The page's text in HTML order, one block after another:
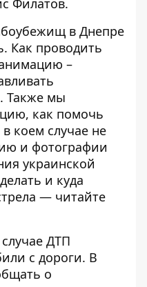
Филатов.
в Днепре
. Как проводить
–
. Также мы
как помочь
коем случае не
и фотографии
украинской
и куда
— читайте
ДТП
с дороги. В
о